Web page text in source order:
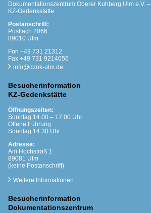
Dokumentationszentrum Oberer Kuhberg Ulm e.V. –
KZ-Gedenkstätte
Postanschrift:
Postfach 2066
89010 Ulm
Fon +49 731 21312
Fax +49 731 9214056
info@dzok-ulm.de
Besucherinformation
KZ-Gedenkstätte
Öffnungszeiten:
Sonntag 14.00 – 17.00 Uhr
Offene Führung
Sonntag 14.30 Uhr
Adresse:
Am Hochsträß 1
89081 Ulm
(keine Postanschrift)
Weitere Informationen
Besucherinformation
Dokumentationszentrum